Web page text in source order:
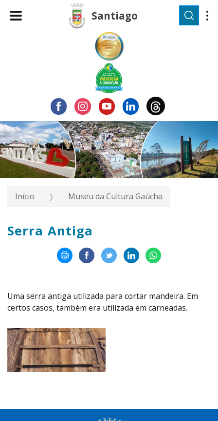
Santiago
Início Museu da Cultura Gaúcha
Serra Antiga
Uma serra antiga utilizada para cortar mandeira. Em
certos casos, também era utilizada em carneadas.